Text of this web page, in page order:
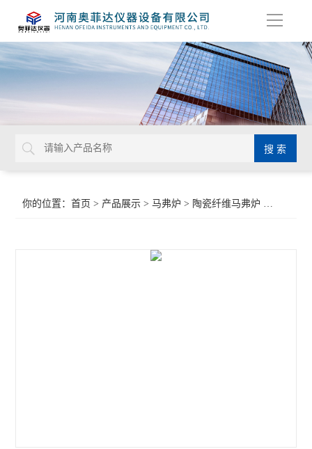
导
你的位置：首页 > 产品展示 >马弗炉 > 陶瓷纤维马弗炉